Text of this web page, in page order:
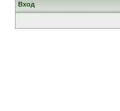
Вход